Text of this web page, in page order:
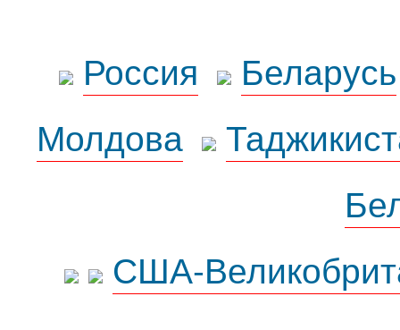
Россия
Беларусь
Молдова
США-